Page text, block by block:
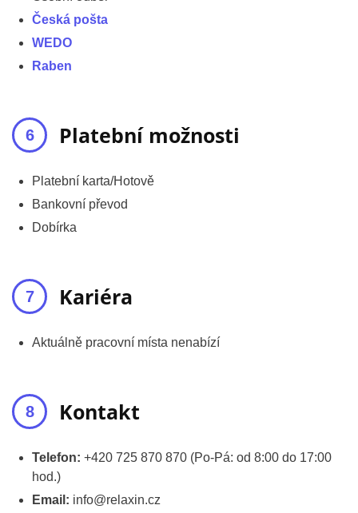
Česká pošta
WEDO
Raben
Platební možnosti
Platební karta/Hotově
Bankovní převod
Dobírka
Kariéra
Aktuálně pracovní místa nenabízí
Kontakt
Telefon: +420 725 870 870 (Po-Pá: od 8:00 do 17:00
hod.)
Email: info@relaxin.cz